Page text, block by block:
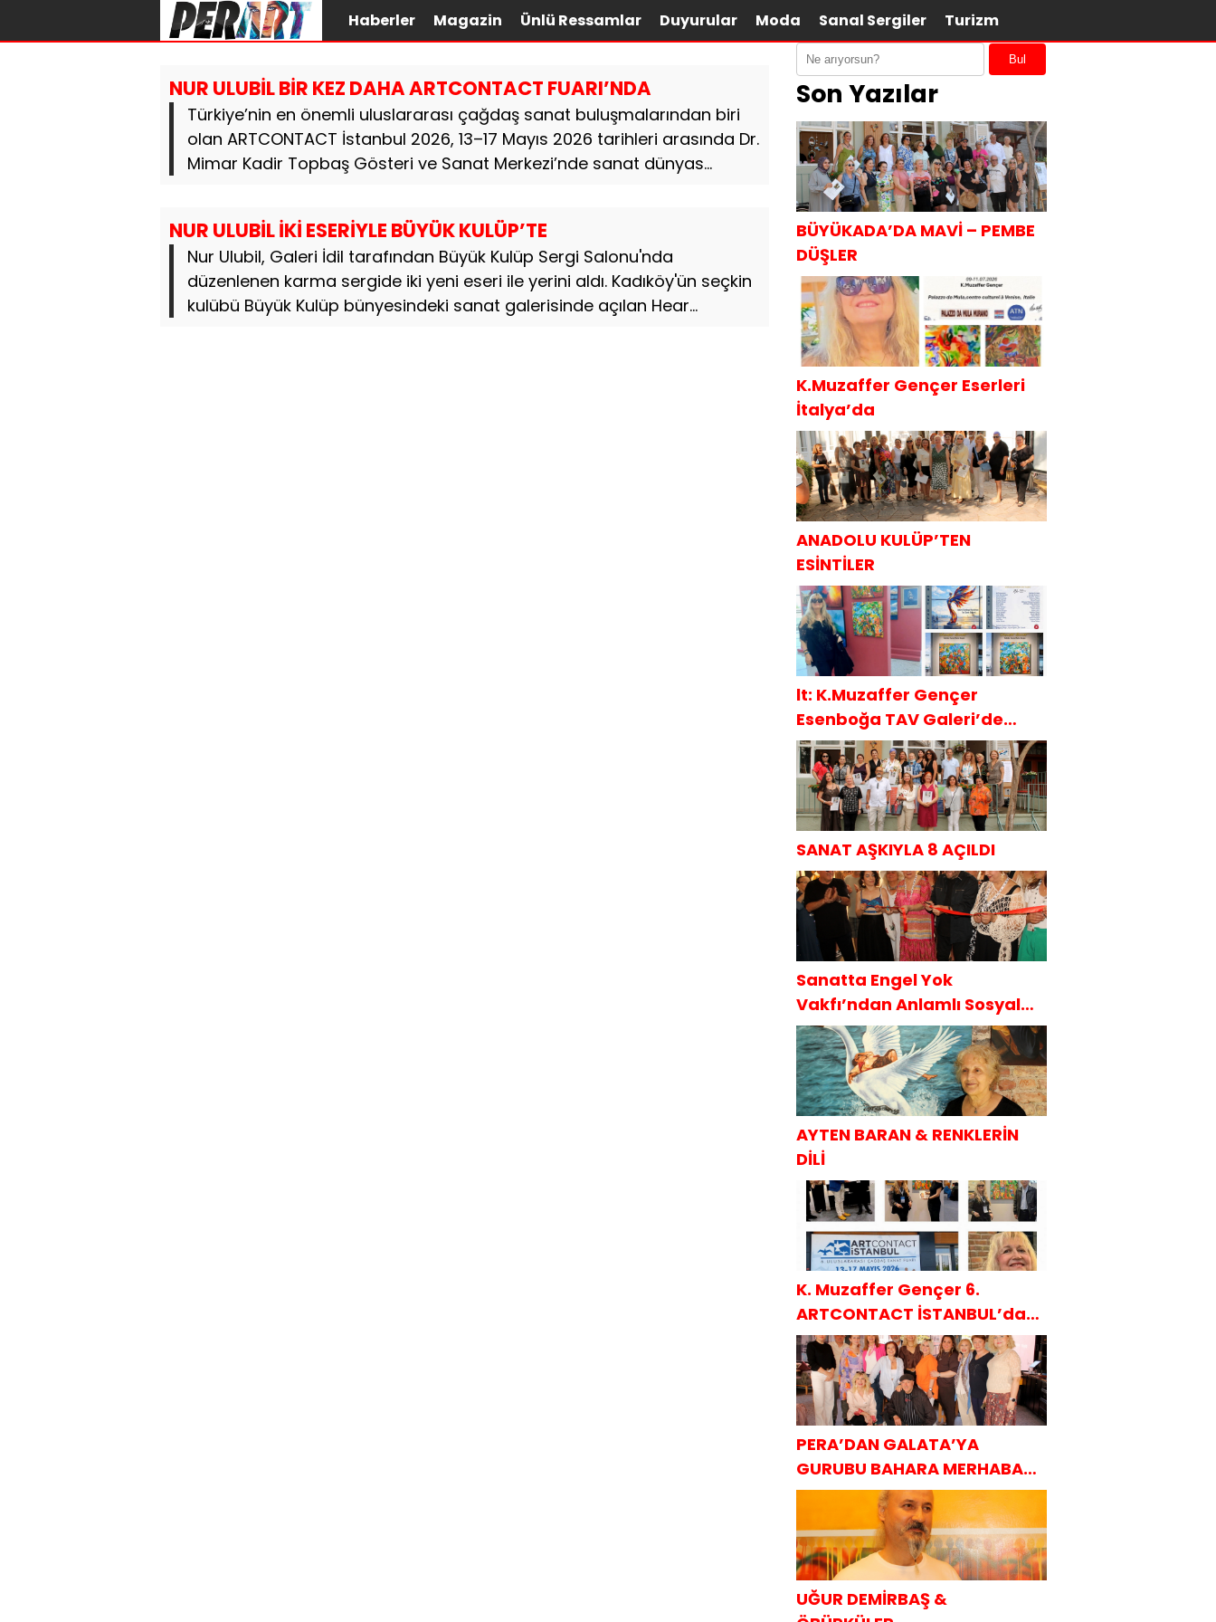
Haberler Magazin Ünlü Ressamlar Duyurular Moda Sanal Sergiler Turizm
NUR ULUBİL BİR KEZ DAHA ARTCONTACT FUARI’NDA
Türkiye’nin en önemli uluslararası çağdaş sanat buluşmalarından biri
olan ARTCONTACT İstanbul 2026, 13–17 Mayıs 2026 tarihleri arasında Dr.
Mimar Kadir Topbaş Gösteri ve Sanat Merkezi’nde sanat dünyas...
NUR ULUBİL İKİ ESERİYLE BÜYÜK KULÜP’TE
Nur Ulubil, Galeri İdil tarafından Büyük Kulüp Sergi Salonu'nda
düzenlenen karma sergide iki yeni eseri ile yerini aldı. Kadıköy'ün seçkin
kulübü Büyük Kulüp bünyesindeki sanat galerisinde açılan Hear...
Bul
Son Yazılar
BÜYÜKADA’DA MAVİ – PEMBE
DÜŞLER
K.Muzaffer Gençer Eserleri
İtalya’da
ANADOLU KULÜP’TEN
ESİNTİLER
lt: K.Muzaffer Gençer
Esenboğa TAV Galeri’de
SAKÜDER İle
SANAT AŞKIYLA 8 AÇILDI
Sanatta Engel Yok
Vakfı’ndan Anlamlı Sosyal
Sorumluluk Projesi
AYTEN BARAN & RENKLERİN
DİLİ
K. Muzaffer Gençer 6.
ARTCONTACT İSTANBUL’da
SAKÜDER ile
PERA’DAN GALATA’YA
GURUBU BAHARA MERHABA
KAHVALTISI
UĞUR DEMİRBAŞ &